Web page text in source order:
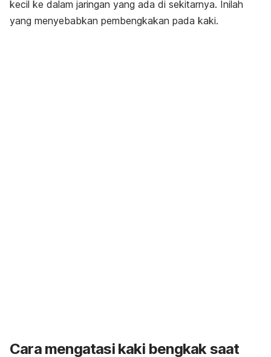
kecil ke dalam jaringan yang ada di sekitarnya. Inilah
yang menyebabkan pembengkakan pada kaki.
Cara mengatasi kaki bengkak saat